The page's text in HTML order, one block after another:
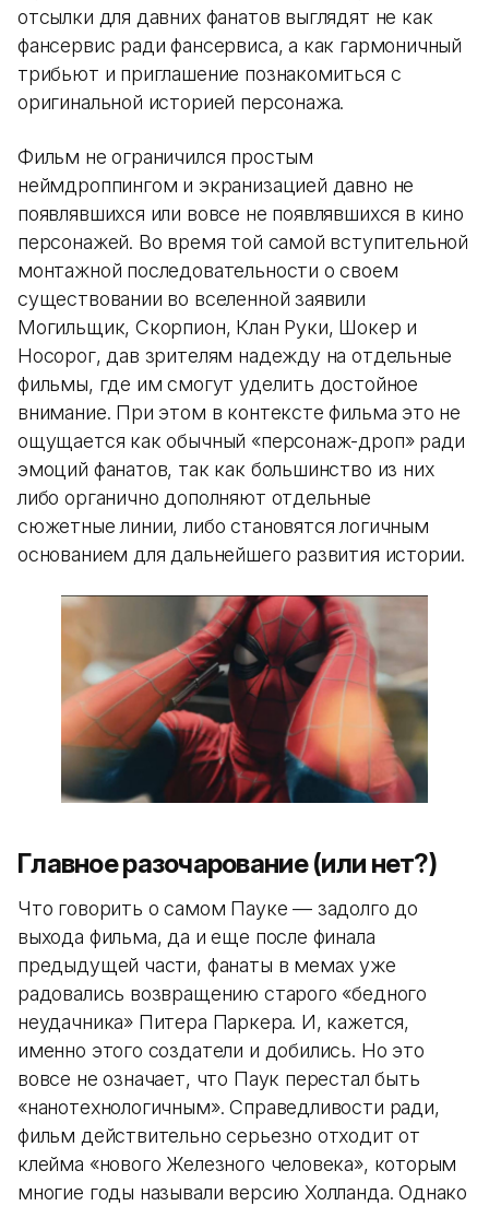
отсылки для давних фанатов выглядят не как
фансервис ради фансервиса, а как гармоничный
трибьют и приглашение познакомиться с
оригинальной историей персонажа.
Фильм не ограничился простым
неймдроппингом и экранизацией давно не
появлявшихся или вовсе не появлявшихся в кино
персонажей. Во время той самой вступительной
монтажной последовательности о своем
существовании во вселенной заявили
Могильщик, Скорпион, Клан Руки, Шокер и
Носорог, дав зрителям надежду на отдельные
фильмы, где им смогут уделить достойное
внимание. При этом в контексте фильма это не
ощущается как обычный «персонаж-дроп» ради
эмоций фанатов, так как большинство из них
либо органично дополняют отдельные
сюжетные линии, либо становятся логичным
основанием для дальнейшего развития истории.
Главное разочарование (или нет?)
Что говорить о самом Пауке — задолго до
выхода фильма, да и еще после финала
предыдущей части, фанаты в мемах уже
радовались возвращению старого «бедного
неудачника» Питера Паркера. И, кажется,
именно этого создатели и добились. Но это
вовсе не означает, что Паук перестал быть
«нанотехнологичным». Справедливости ради,
фильм действительно серьезно отходит от
клейма «нового Железного человека», которым
многие годы называли версию Холланда. Однако